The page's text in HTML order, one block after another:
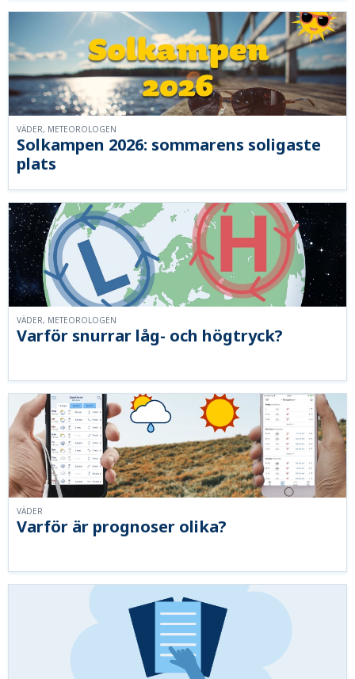
Solkampen 2026: sommarens soligaste
plats
VÄDER, METEOROLOGEN
Varför snurrar låg- och högtryck?
VÄDER, METEOROLOGEN
Varför är prognoser olika?
VÄDER